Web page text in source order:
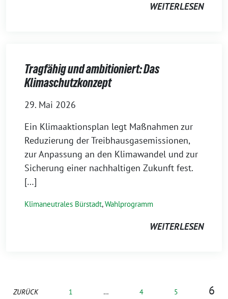
WEITERLESEN
Tragfähig und ambitioniert: Das
Klimaschutzkonzept
29. Mai 2026
Ein Klimaaktionsplan legt Maßnahmen zur
Reduzierung der Treibhausgasemissionen,
zur Anpassung an den Klimawandel und zur
Sicherung einer nachhaltigen Zukunft fest.
[…]
Klimaneutrales Bürstadt,Wahlprogramm
WEITERLESEN
ZURÜCK 1 … 4 5 6